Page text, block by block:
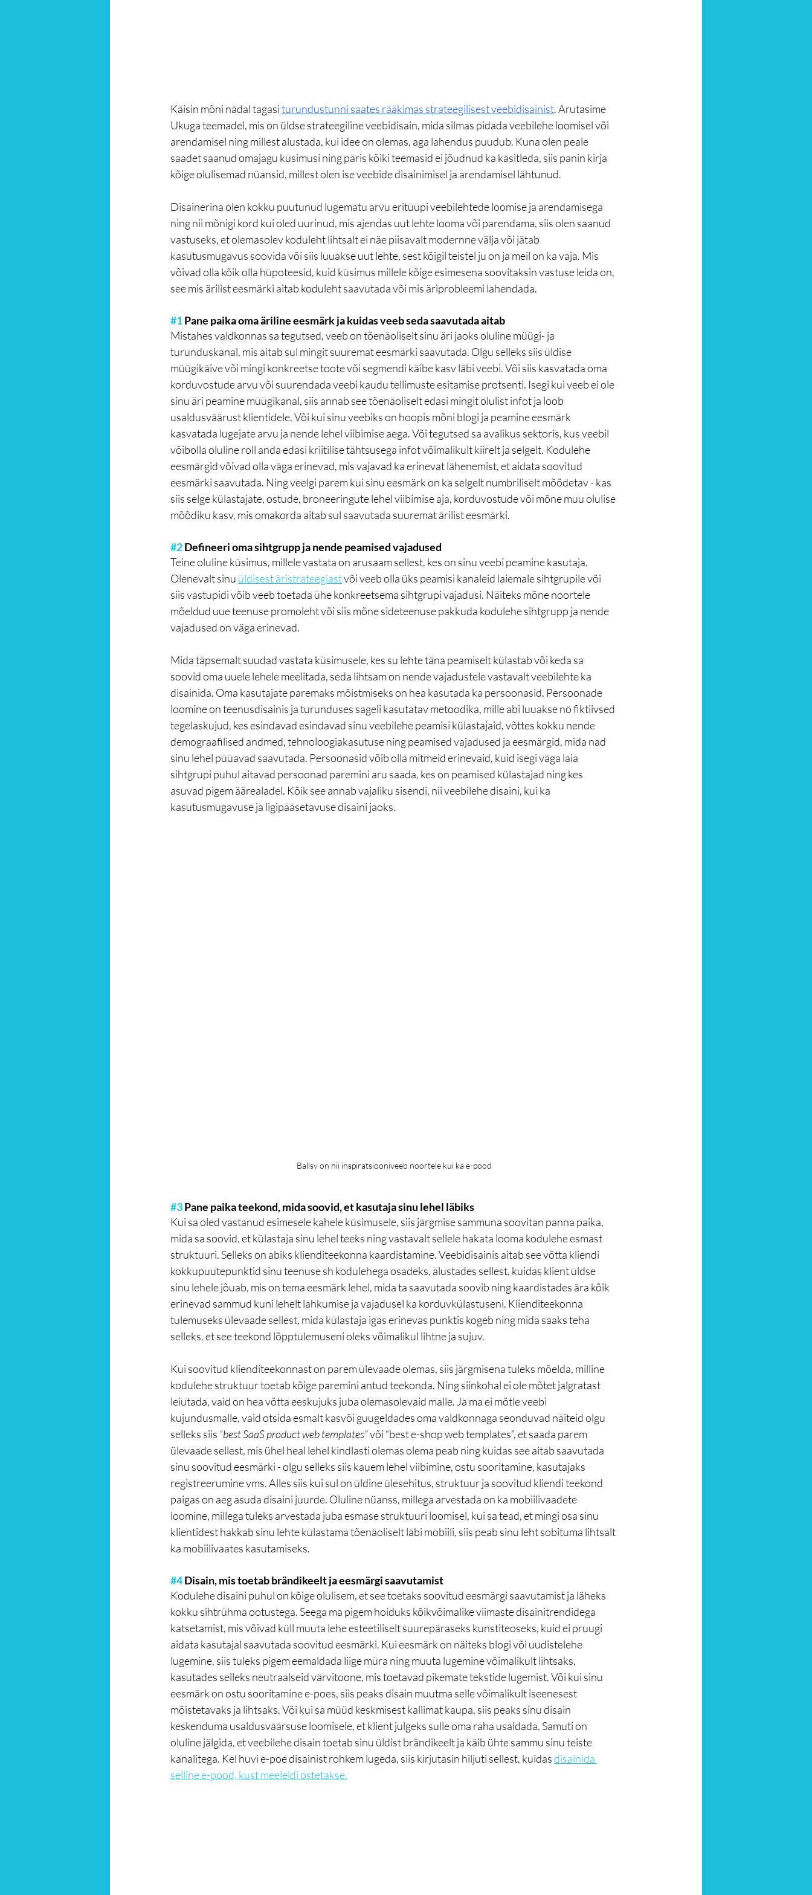
Käisin mõni nädal tagasi turundustunni saates rääkimas strateegilisest veebidisainist. Arutasime
Ukuga teemadel, mis on üldse strateegiline veebidisain, mida silmas pidada veebilehe loomisel või
arendamisel ning millest alustada, kui idee on olemas, aga lahendus puudub. Kuna olen peale
saadet saanud omajagu küsimusi ning päris kõiki teemasid ei jõudnud ka käsitleda, siis panin kirja
kõige olulisemad nüansid, millest olen ise veebide disainimisel ja arendamisel lähtunud.
Disainerina olen kokku puutunud lugematu arvu eritüüpi veebilehtede loomise ja arendamisega
ning nii mõnigi kord kui oled uurinud, mis ajendas uut lehte looma või parendama, siis olen saanud
vastuseks, et olemasolev koduleht lihtsalt ei näe piisavalt modernne välja või jätab
kasutusmugavus soovida või siis luuakse uut lehte, sest kõigil teistel ju on ja meil on ka vaja. Mis
võivad olla kõik olla hüpoteesid, kuid küsimus millele kõige esimesena soovitaksin vastuse leida on,
see mis ärilist eesmärki aitab koduleht saavutada või mis äriprobleemi lahendada.
#1 Pane paika oma äriline eesmärk ja kuidas veeb seda saavutada aitab
Mistahes valdkonnas sa tegutsed, veeb on tõenäoliselt sinu äri jaoks oluline müügi- ja
turunduskanal, mis aitab sul mingit suuremat eesmärki saavutada. Olgu selleks siis üldise
müügikäive või mingi konkreetse toote või segmendi käibe kasv läbi veebi. Või siis kasvatada oma
korduvostude arvu või suurendada veebi kaudu tellimuste esitamise protsenti. Isegi kui veeb ei ole
sinu äri peamine müügikanal, siis annab see tõenäoliselt edasi mingit olulist infot ja loob
usaldusväärust klientidele. Või kui sinu veebiks on hoopis mõni blogi ja peamine eesmärk
kasvatada lugejate arvu ja nende lehel viibimise aega. Või tegutsed sa avalikus sektoris, kus veebil
võibolla oluline roll anda edasi kriitilise tähtsusega infot võimalikult kiirelt ja selgelt. Kodulehe
eesmärgid võivad olla väga erinevad, mis vajavad ka erinevat lähenemist, et aidata soovitud
eesmärki saavutada. Ning veelgi parem kui sinu eesmärk on ka selgelt numbriliselt mõõdetav - kas
siis selge külastajate, ostude, broneeringute lehel viibimise aja, korduvostude või mõne muu olulise
mõõdiku kasv, mis omakorda aitab sul saavutada suuremat ärilist eesmärki.
#2 Defineeri oma sihtgrupp ja nende peamised vajadused
Teine oluline küsimus, millele vastata on arusaam sellest, kes on sinu veebi peamine kasutaja.
Olenevalt sinu üldisest äristrateegiast või veeb olla üks peamisi kanaleid laiemale sihtgrupile või
siis vastupidi võib veeb toetada ühe konkreetsema sihtgrupi vajadusi. Näiteks mõne noortele
mõeldud uue teenuse promoleht või siis mõne sideteenuse pakkuda kodulehe sihtgrupp ja nende
vajadused on väga erinevad.
Mida täpsemalt suudad vastata küsimusele, kes su lehte täna peamiselt külastab või keda sa
soovid oma uuele lehele meelitada, seda lihtsam on nende vajadustele vastavalt veebilehte ka
disainida. Oma kasutajate paremaks mõistmiseks on hea kasutada ka persoonasid. Persoonade
loomine on teenusdisainis ja turunduses sageli kasutatav metoodika, mille abi luuakse nö fiktiivsed
tegelaskujud, kes esindavad esindavad sinu veebilehe peamisi külastajaid, võttes kokku nende
demograafilised andmed, tehnoloogiakasutuse ning peamised vajadused ja eesmärgid, mida nad
sinu lehel püüavad saavutada. Persoonasid võib olla mitmeid erinevaid, kuid isegi väga laia
sihtgrupi puhul aitavad persoonad paremini aru saada, kes on peamised külastajad ning kes
asuvad pigem äärealadel. Kõik see annab vajaliku sisendi, nii veebilehe disaini, kui ka
kasutusmugavuse ja ligipääsetavuse disaini jaoks.
Ballsy on nii inspiratsiooniveeb noortele kui ka e-pood
#3 Pane paika teekond, mida soovid, et kasutaja sinu lehel läbiks
Kui sa oled vastanud esimesele kahele küsimusele, siis järgmise sammuna soovitan panna paika,
mida sa soovid, et külastaja sinu lehel teeks ning vastavalt sellele hakata looma kodulehe esmast
struktuuri. Selleks on abiks klienditeekonna kaardistamine. Veebidisainis aitab see võtta kliendi
kokkupuutepunktid sinu teenuse sh kodulehega osadeks, alustades sellest, kuidas klient üldse
sinu lehele jõuab, mis on tema eesmärk lehel, mida ta saavutada soovib ning kaardistades ära kõik
erinevad sammud kuni lehelt lahkumise ja vajadusel ka korduvkülastuseni. Klienditeekonna
tulemuseks ülevaade sellest, mida külastaja igas erinevas punktis kogeb ning mida saaks teha
selleks, et see teekond lõpptulemuseni oleks võimalikul lihtne ja sujuv.
Kui soovitud klienditeekonnast on parem ülevaade olemas, siis järgmisena tuleks mõelda, milline
kodulehe struktuur toetab kõige paremini antud teekonda. Ning siinkohal ei ole mõtet jalgratast
leiutada, vaid on hea võtta eeskujuks juba olemasolevaid malle. Ja ma ei mõtle veebi
kujundusmalle, vaid otsida esmalt kasvõi guugeldades oma valdkonnaga seonduvad näiteid olgu
selleks siis “best SaaS product web templates” või “best e-shop web templates”, et saada parem
ülevaade sellest, mis ühel heal lehel kindlasti olemas olema peab ning kuidas see aitab saavutada
sinu soovitud eesmärki - olgu selleks siis kauem lehel viibimine, ostu sooritamine, kasutajaks
registreerumine vms. Alles siis kui sul on üldine ülesehitus, struktuur ja soovitud kliendi teekond
paigas on aeg asuda disaini juurde. Oluline nüanss, millega arvestada on ka mobiilivaadete
loomine, millega tuleks arvestada juba esmase struktuuri loomisel, kui sa tead, et mingi osa sinu
klientidest hakkab sinu lehte külastama tõenäoliselt läbi mobiili, siis peab sinu leht sobituma lihtsalt
ka mobiilivaates kasutamiseks.
#4 Disain, mis toetab brändikeelt ja eesmärgi saavutamist
Kodulehe disaini puhul on kõige olulisem, et see toetaks soovitud eesmärgi saavutamist ja läheks
kokku sihtrühma ootustega. Seega ma pigem hoiduks kõikvõimalike viimaste disainitrendidega
katsetamist, mis võivad küll muuta lehe esteetiliselt suurepäraseks kunstiteoseks, kuid ei pruugi
aidata kasutajal saavutada soovitud eesmärki. Kui eesmärk on näiteks blogi või uudistelehe
lugemine, siis tuleks pigem eemaldada liige müra ning muuta lugemine võimalikult lihtsaks,
kasutades selleks neutraalseid värvitoone, mis toetavad pikemate tekstide lugemist. Või kui sinu
eesmärk on ostu sooritamine e-poes, siis peaks disain muutma selle võimalikult iseenesest
mõistetavaks ja lihtsaks. Või kui sa müüd keskmisest kallimat kaupa, siis peaks sinu disain
keskenduma usaldusväärsuse loomisele, et klient julgeks sulle oma raha usaldada. Samuti on
oluline jälgida, et veebilehe disain toetab sinu üldist brändikeelt ja käib ühte sammu sinu teiste
kanalitega. Kel huvi e-poe disainist rohkem lugeda, siis kirjutasin hiljuti sellest, kuidas disainida
selline e-pood, kust meeleldi ostetakse.